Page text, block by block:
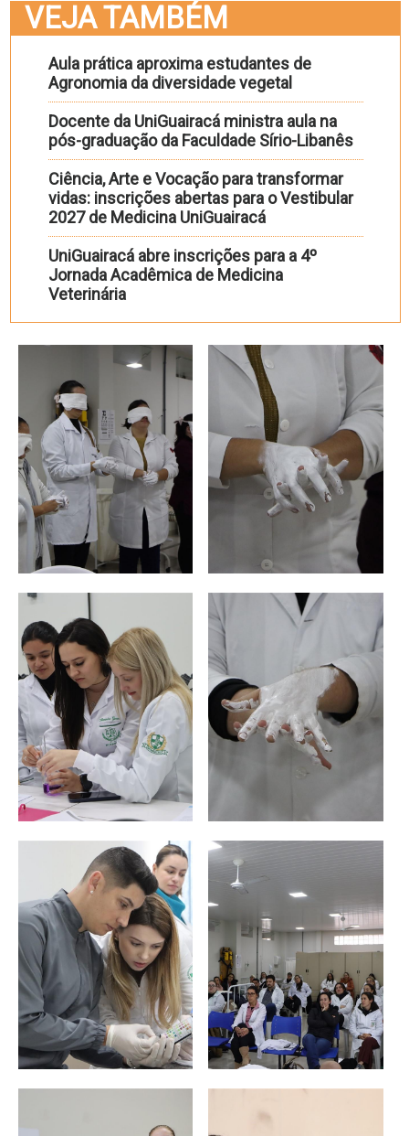
VEJA TAMBÉM
Aula prática aproxima estudantes de
Agronomia da diversidade vegetal
Docente da UniGuairacá ministra aula na
pós-graduação da Faculdade Sírio-Libanês
Ciência, Arte e Vocação para transformar
vidas: inscrições abertas para o Vestibular
2027 de Medicina UniGuairacá
UniGuairacá abre inscrições para a 4º
Jornada Acadêmica de Medicina
Veterinária